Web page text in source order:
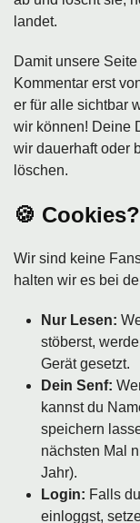
landet.
Damit unsere
Kommentar erst
er für alle sichtbar
wir können! Deine
wir dauerhaft oder
löschen.
🍪
Wir sind keine
halten wir es bei
Nur Lesen:
stöberst,
Gerät gesetzt.
Dein Senf:
kannst du
speichern
nächsten Mal
Jahr).
Login: Falls
einloggst,